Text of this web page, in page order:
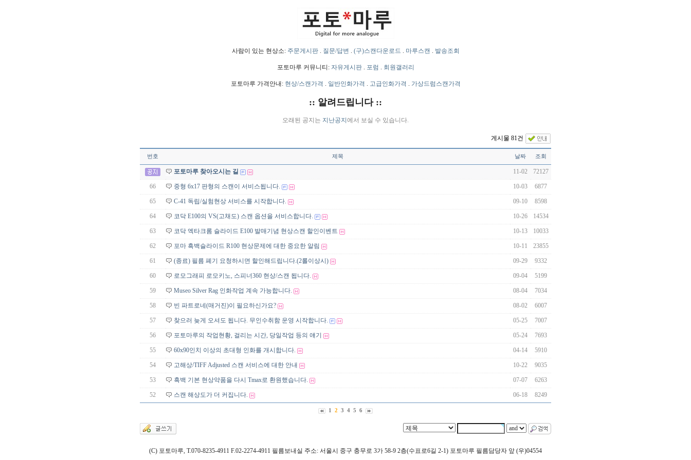
사람이 있는 현상소: 주문게시판. 질문/답변 . (구)스캔다운로드 . 마루스캔 . 발송조회
포토마루 커뮤니티: 자유게시판. 포럼 . 회원갤러리
포토마루 가격안내: 현상/스캔가격 . 일반인화가격 . 고급인화가격 . 가상드럼스캔가격
:: 알려드립니다 ::
오래된 공지는 지난공지 에서 보실 수 있습니다.
게시물 81건
번호 제목 날짜 조회
포토마루 찾아오시는 길 11-02 72127
66 중형 6x17 판형의 스캔이 서비스됩니다. 10-03 6877
65 C-41 독립/실험현상 서비스를 시작합니다. 09-10 8598
64 코닥 E100의 VS(고채도) 스캔 옵션을 서비스합니다. 10-26 14534
63 코닥 엑타크롬 슬라이드 E100 발매기념 현상스캔 할인이벤트 10-13 10033
62 포마 흑백슬라이드 R100 현상문제에 대한 중요한 알림 10-11 23855
61 (종료) 필름 폐기 요청하시면 할인해드립니다.(2롤이상시) 09-29 9332
60 로모그래피 로모키노, 스피너360 현상/스캔 됩니다. 09-04 5199
59 Museo Silver Rag 인화작업 계속 가능합니다. 08-04 7034
58 빈 파트로네(매거진)이 필요하신가요? 08-02 6007
57 찾으러 늦게 오셔도 됩니다. 무인수취함 운영 시작합니다. 05-25 7007
56 포토마루의 작업현황, 걸리는 시간, 당일작업 등의 얘기 05-24 7693
55 60x90인치 이상의 초대형 인화를 개시합니다. 04-14 5910
54 고해상/TIFF Adjusted 스캔 서비스에 대한 안내 10-22 9035
53 흑백 기본 현상약품을 다시 Tmax로 환원했습니다. 07-07 6263
52 스캔 해상도가 더 커집니다. 06-18 8249
1 2 3 4 5 6
(C) 포토마루, T.070-8235-4911 F.02-2274-4911 필름보내실 주소: 서울시 중구 충무로 3가 58-9 2층(수표로6길 2-1) 포토마루 필름담당자 앞 (우)04554